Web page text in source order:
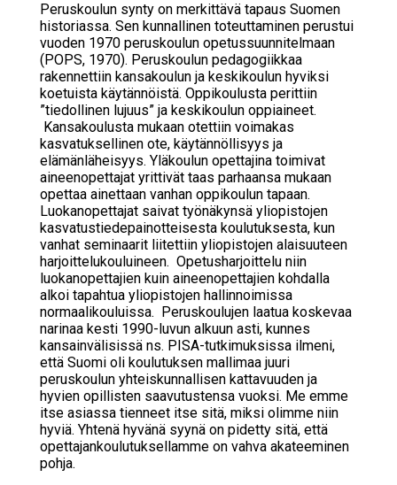
Peruskoulun synty on merkittävä tapaus Suomen
historiassa. Sen kunnallinen toteuttaminen perustui
vuoden 1970 peruskoulun opetussuunnitelmaan
(POPS, 1970). Peruskoulun pedagogiikkaa
rakennettiin kansakoulun ja keskikoulun hyviksi
koetuista käytännöistä. Oppikoulusta perittiin
”tiedollinen lujuus” ja keskikoulun oppiaineet.
Kansakoulusta mukaan otettiin voimakas
kasvatuksellinen ote, käytännöllisyys ja
elämänläheisyys. Yläkoulun opettajina toimivat
aineenopettajat yrittivät taas parhaansa mukaan
opettaa ainettaan vanhan oppikoulun tapaan.
Luokanopettajat saivat työnäkynsä yliopistojen
kasvatustiedepainotteisesta koulutuksesta, kun
vanhat seminaarit liitettiin yliopistojen alaisuuteen
harjoittelukouluineen. Opetusharjoittelu niin
luokanopettajien kuin aineenopettajien kohdalla
alkoi tapahtua yliopistojen hallinnoimissa
normaalikouluissa. Peruskoulujen laatua koskevaa
narinaa kesti 1990-luvun alkuun asti, kunnes
kansainvälisissä ns. PISA-tutkimuksissa ilmeni,
että Suomi oli koulutuksen mallimaa juuri
peruskoulun yhteiskunnallisen kattavuuden ja
hyvien opillisten saavutustensa vuoksi. Me emme
itse asiassa tienneet itse sitä, miksi olimme niin
hyviä. Yhtenä hyvänä syynä on pidetty sitä, että
opettajankoulutuksellamme on vahva akateeminen
pohja.